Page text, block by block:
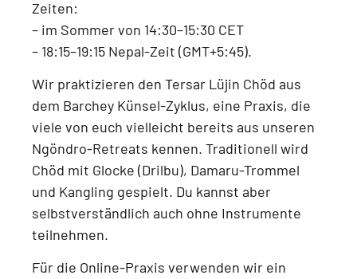
Zeiten:
– im Sommer von 14:30–15:30 CET
– 18:15–19:15 Nepal-Zeit (GMT+5:45).
Wir praktizieren den Tersar Lüjin Chöd aus
dem Barchey Künsel-Zyklus, eine Praxis, die
viele von euch vielleicht bereits aus unseren
Ngöndro-Retreats kennen. Traditionell wird
Chöd mit Glocke (Drilbu), Damaru-Trommel
und Kangling gespielt. Du kannst aber
selbstverständlich auch ohne Instrumente
teilnehmen.
Für die Online-Praxis verwenden wir ein